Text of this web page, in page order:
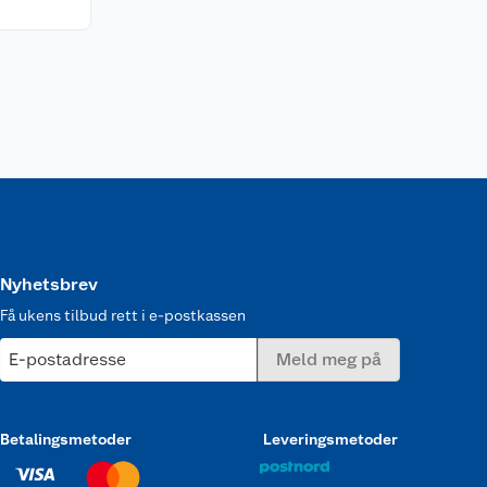
Nyhetsbrev
Få ukens tilbud rett i e-postkassen
E-postadresse Meld meg på
Betalingsmetoder Leveringsmetoder